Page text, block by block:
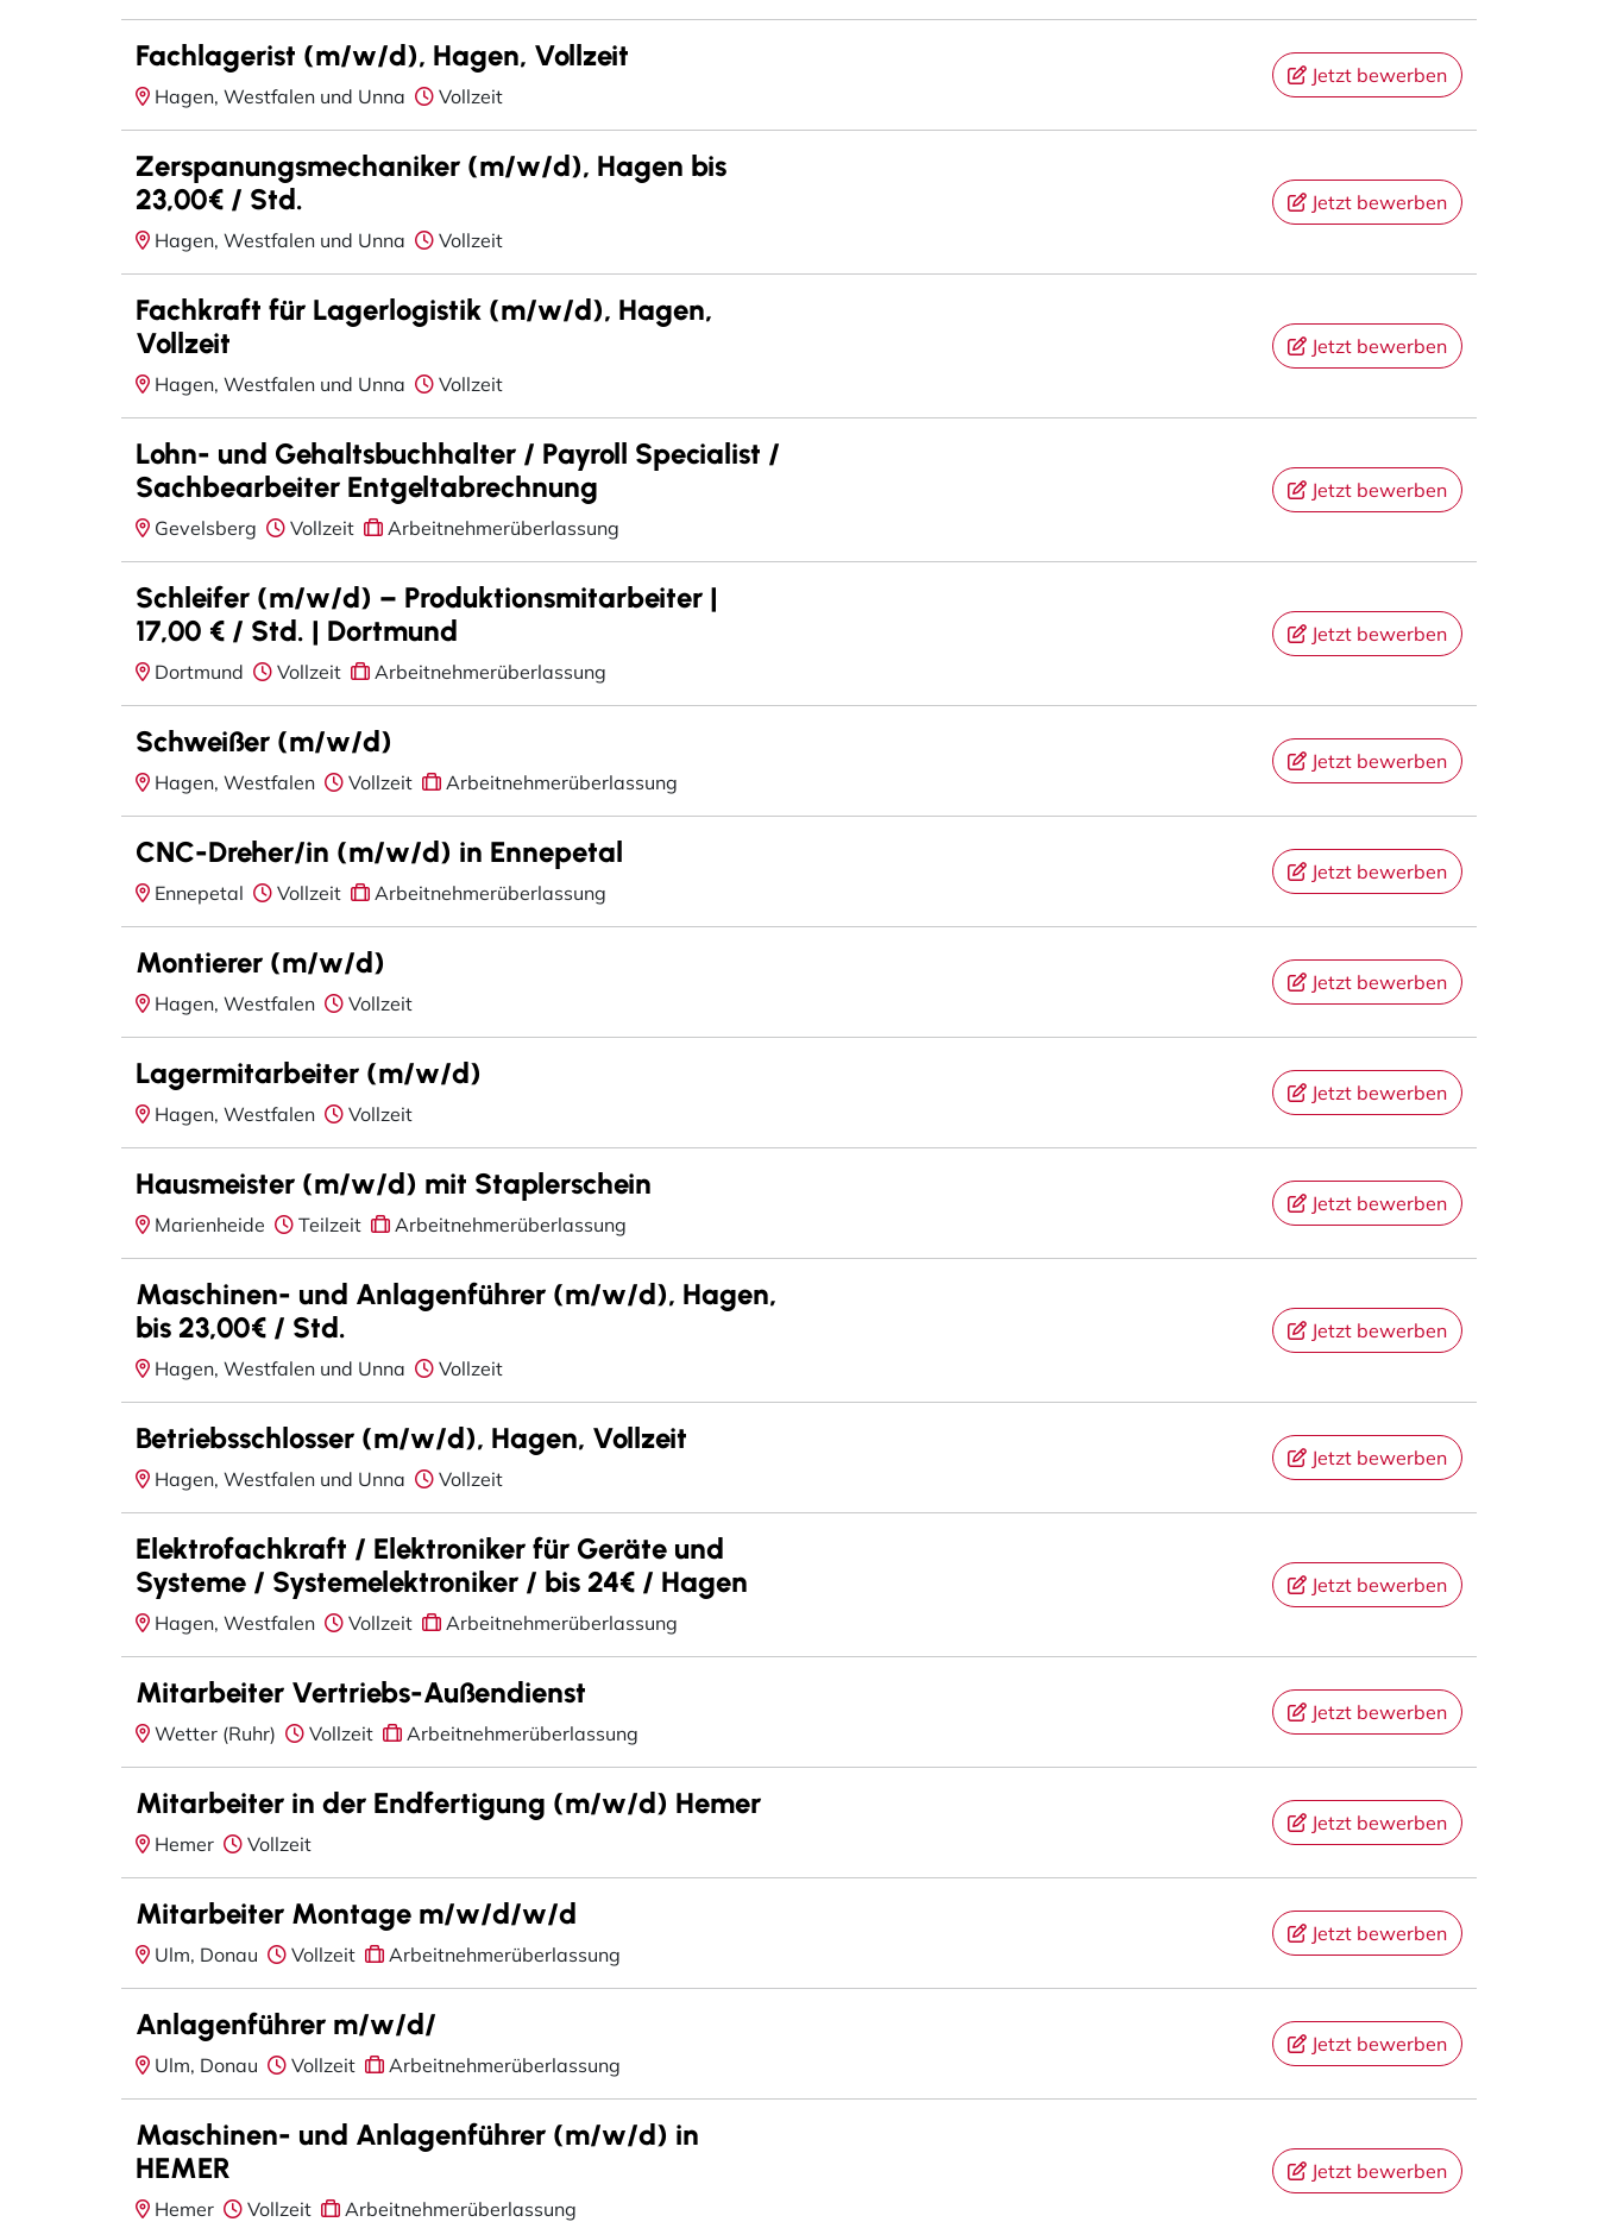
Fachlagerist (m/w/d), Hagen, Vollzeit
Hagen, Westfalen und Unna Vollzeit
Jetzt bewerben
Zerspanungsmechaniker (m/w/d), Hagen bis
23,00€ / Std.
Hagen, Westfalen und Unna Vollzeit
Jetzt bewerben
Fachkraft für Lagerlogistik (m/w/d), Hagen,
Vollzeit
Hagen, Westfalen und Unna Vollzeit
Jetzt bewerben
Lohn- und Gehaltsbuchhalter / Payroll Specialist /
Sachbearbeiter Entgeltabrechnung
Gevelsberg Vollzeit Arbeitnehmerüberlassung
Jetzt bewerben
Schleifer (m/w/d) – Produktionsmitarbeiter |
17,00 € / Std. | Dortmund
Dortmund Vollzeit Arbeitnehmerüberlassung
Jetzt bewerben
Schweißer (m/w/d)
Hagen, Westfalen Vollzeit Arbeitnehmerüberlassung
Jetzt bewerben
CNC-Dreher/in (m/w/d) in Ennepetal
Ennepetal Vollzeit Arbeitnehmerüberlassung
Jetzt bewerben
Montierer (m/w/d)
Hagen, Westfalen Vollzeit
Jetzt bewerben
Lagermitarbeiter (m/w/d)
Hagen, Westfalen Vollzeit
Jetzt bewerben
Hausmeister (m/w/d) mit Staplerschein
Marienheide Teilzeit Arbeitnehmerüberlassung
Jetzt bewerben
Maschinen- und Anlagenführer (m/w/d), Hagen,
bis 23,00€ / Std.
Hagen, Westfalen und Unna Vollzeit
Jetzt bewerben
Betriebsschlosser (m/w/d), Hagen, Vollzeit
Hagen, Westfalen und Unna Vollzeit
Jetzt bewerben
Elektrofachkraft / Elektroniker für Geräte und
Systeme / Systemelektroniker / bis 24€ / Hagen
Hagen, Westfalen Vollzeit Arbeitnehmerüberlassung
Jetzt bewerben
Mitarbeiter Vertriebs-Außendienst
Wetter (Ruhr) Vollzeit Arbeitnehmerüberlassung
Jetzt bewerben
Mitarbeiter in der Endfertigung (m/w/d) Hemer
Hemer Vollzeit
Jetzt bewerben
Mitarbeiter Montage m/w/d/w/d
Ulm, Donau Vollzeit Arbeitnehmerüberlassung
Jetzt bewerben
Anlagenführer m/w/d/
Ulm, Donau Vollzeit Arbeitnehmerüberlassung
Jetzt bewerben
Maschinen- und Anlagenführer (m/w/d) in
HEMER
Hemer Vollzeit Arbeitnehmerüberlassung
Jetzt bewerben